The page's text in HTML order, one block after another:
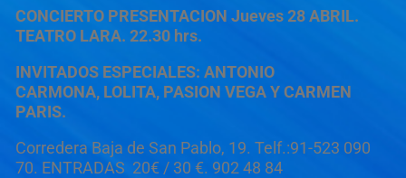
CONCIERTO PRESENTACION Jueves 28 ABRIL.
TEATRO LARA. 22.30 hrs.
INVITADOS ESPECIALES: ANTONIO
CARMONA, LOLITA, PASION VEGAY CARMEN
PARIS.
Corredera Baja de San Pablo, 19. Telf.:91-523 090
70. ENTRADAS 20€ / 30 €. 902 48 84